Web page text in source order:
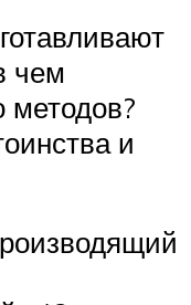
чем
методов?
и